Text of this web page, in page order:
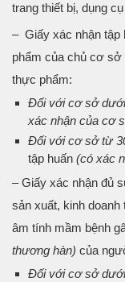
trang thiết bị, dụng
– Giấy xác nhận tập
phẩm của chủ cơ
thực phẩm:
​Đối với cơ sở
xác nhận của cơ
Đối với cơ sở từ
tập huấn (có xác
– Giấy xác nhận đủ
sản xuất, kinh
âm tính mầm bệnh
thương hàn) của
Đối với cơ sở